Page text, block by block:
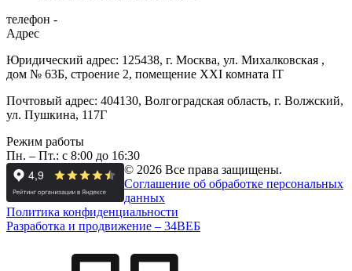
телефон -
Адрес
Юридический адрес: 125438, г. Москва, ул. Михалковская ,
дом № 63Б, строение 2, помещение XXI комната IT
Почтовый адрес: 404130, Волгоградская область, г. Волжский,
ул. Пушкина, 117Г
Режим работы
Пн. – Пт.: с 8:00 до 16:30
© 2026 Все права защищены.
Соглашение об обработке персональных
данных
Политика конфиденциальности
Разработка и продвижение – 34ВЕБ